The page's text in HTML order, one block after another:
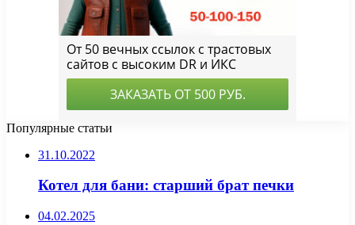
Популярные статьи
31.10.2022
Котел для бани: старший брат печки
04.02.2025